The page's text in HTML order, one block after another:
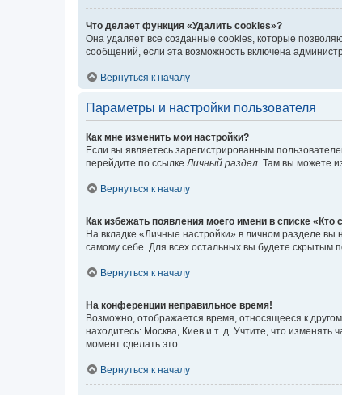
Что делает функция «Удалить cookies»?
Она удаляет все созданные cookies, которые
сообщений, если эта возможность включена
Вернуться к началу
Параметры и настройки пользователя
Как мне изменить мои настройки?
Если вы являетесь зарегистрированным
перейдите по ссылке Личный раздел . Там вы можете
Вернуться к началу
Как избежать появления моего имени в списке «Кто
На вкладке «Личные настройки» в личном разделе вы
самому себе. Для всех остальных вы будете скрытым
Вернуться к началу
На конференции неправильное время!
Возможно, отображается время, относящееся к
находитесь: Москва, Киев и т. д. Учтите, что изменять
момент сделать это.
Вернуться к началу